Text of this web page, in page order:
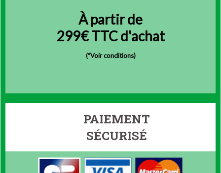
À partir de
299€ TTC d'achat
(*Voir conditions)
PAIEMENT
SÉCURISÉ